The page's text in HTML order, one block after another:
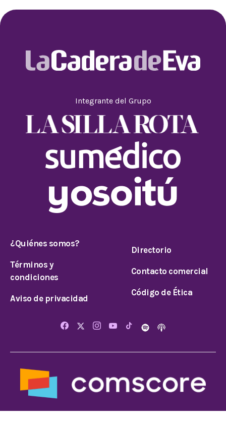
Integrante del Grupo
¿Quiénes somos?
Términos y
condiciones
Aviso de privacidad
Directorio
Contacto comercial
Código de Ética